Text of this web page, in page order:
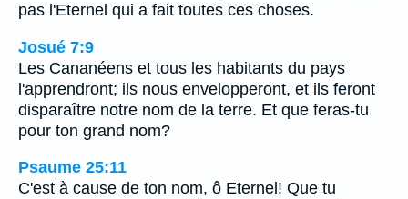
pas l'Eternel qui a fait toutes ces choses.
Josué 7:9
Les Cananéens et tous les habitants du pays
l'apprendront; ils nous envelopperont, et ils feront
disparaître notre nom de la terre. Et que feras-tu
pour ton grand nom?
Psaume 25:11
C'est à cause de ton nom, ô Eternel! Que tu